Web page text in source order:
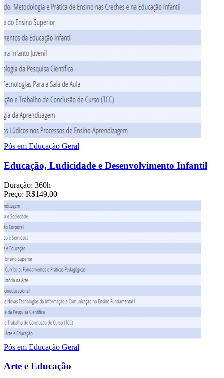
Pós em Educação Geral
Educação, Ludicidade e Desenvolvimento Infantil
Duração: 360h
Preço: R$149,00
Pós em Educação Geral
Arte e Educação